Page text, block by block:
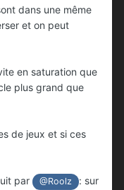
dans une même
et on peut
en saturation que
plus grand que
de jeux et si ces
par @Roolz
: sur